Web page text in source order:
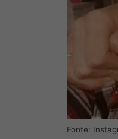
Fonte: